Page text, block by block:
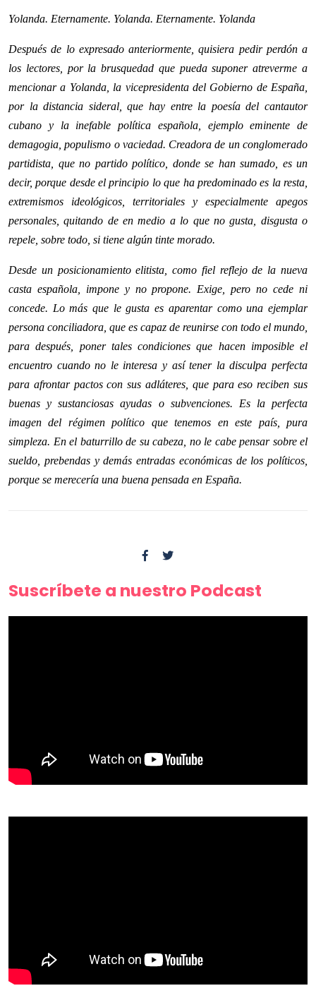
Yolanda. Eternamente. Yolanda. Eternamente. Yolanda
Después de lo expresado anteriormente, quisiera pedir perdón a
los lectores, por la brusquedad que pueda suponer atreverme a
mencionar a Yolanda, la vicepresidenta del Gobierno de España,
por la distancia sideral, que hay entre la poesía del cantautor
cubano y la inefable política española, ejemplo eminente de
demagogia, populismo o vaciedad. Creadora de un conglomerado
partidista, que no partido político, donde se han sumado, es un
decir, porque desde el principio lo que ha predominado es la resta,
extremismos ideológicos, territoriales y especialmente apegos
personales, quitando de en medio a lo que no gusta, disgusta o
repele, sobre todo, si tiene algún tinte morado.
Desde un posicionamiento elitista, como fiel reflejo de la nueva
casta española, impone y no propone. Exige, pero no cede ni
concede. Lo más que le gusta es aparentar como una ejemplar
persona conciliadora, que es capaz de reunirse con todo el mundo,
para después, poner tales condiciones que hacen imposible el
encuentro cuando no le interesa y así tener la disculpa perfecta
para afrontar pactos con sus adláteres, que para eso reciben sus
buenas y sustanciosas ayudas o subvenciones. Es la perfecta
imagen del régimen político que tenemos en este país, pura
simpleza. En el baturrillo de su cabeza, no le cabe pensar sobre el
sueldo, prebendas y demás entradas económicas de los políticos,
porque se merecería una buena pensada en España.
Suscríbete a nuestro Podcast